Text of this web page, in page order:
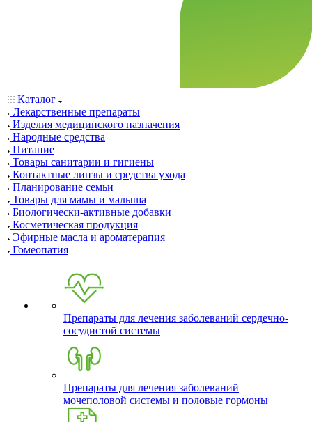
Каталог
Лекарственные препараты
Изделия медицинского назначения
Народные средства
Питание
Товары санитарии и гигиены
Контактные линзы и средства ухода
Планирование семьи
Товары для мамы и малыша
Биологически-активные добавки
Косметическая продукция
Эфирные масла и ароматерапия
Гомеопатия
Препараты для лечения заболеваний сердечно-
сосудистой системы
Препараты для лечения заболеваний
мочеполовой системы и половые гормоны